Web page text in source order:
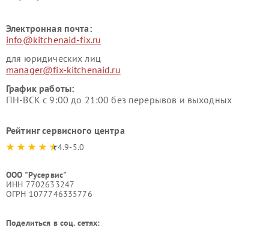
Электронная почта:
info@kitchenaid-fix.ru
для юридических лиц
manager@fix-kitchenaid.ru
График работы:
ПН-ВСК с 9:00 до 21:00 без перерывов и выходных
Рейтинг сервисного центра
4.9-5.0
ООО "Русервис"
ИНН 7702633247
ОГРН 1077746335776
Поделиться в соц. сетях: